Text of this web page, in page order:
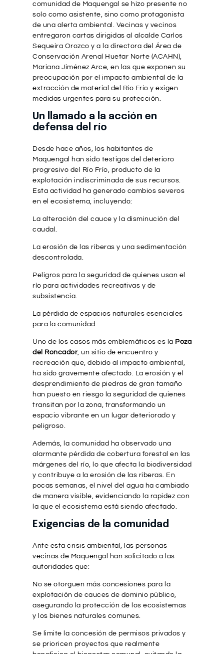
comunidad de Maquengal se hizo presente no
solo como asistente, sino como protagonista
de una alerta ambiental. Vecinas y vecinos
entregaron cartas dirigidas al alcalde Carlos
Sequeira Orozco y a la directora del Área de
Conservación Arenal Huetar Norte (ACAHN),
Mariana Jiménez Arce, en las que exponen su
preocupación por el impacto ambiental de la
extracción de material del Río Frío y exigen
medidas urgentes para su protección.
Un llamado a la acción en
defensa del río
Desde hace años, los habitantes de
Maquengal han sido testigos del deterioro
progresivo del Río Frío, producto de la
explotación indiscriminada de sus recursos.
Esta actividad ha generado cambios severos
en el ecosistema, incluyendo:
La alteración del cauce y la disminución del
caudal.
La erosión de las riberas y una sedimentación
descontrolada.
Peligros para la seguridad de quienes usan el
río para actividades recreativas y de
subsistencia.
La pérdida de espacios naturales esenciales
para la comunidad.
Uno de los casos más emblemáticos es la Poza
del Roncador, un sitio de encuentro y
recreación que, debido al impacto ambiental,
ha sido gravemente afectado. La erosión y el
desprendimiento de piedras de gran tamaño
han puesto en riesgo la seguridad de quienes
transitan por la zona, transformando un
espacio vibrante en un lugar deteriorado y
peligroso.
Además, la comunidad ha observado una
alarmante pérdida de cobertura forestal en las
márgenes del río, lo que afecta la biodiversidad
y contribuye a la erosión de las riberas. En
pocas semanas, el nivel del agua ha cambiado
de manera visible, evidenciando la rapidez con
la que el ecosistema está siendo afectado.
Exigencias de la comunidad
Ante esta crisis ambiental, las personas
vecinas de Maquengal han solicitado a las
autoridades que:
No se otorguen más concesiones para la
explotación de cauces de dominio público,
asegurando la protección de los ecosistemas
y los bienes naturales comunes.
Se limite la concesión de permisos privados y
se prioricen proyectos que realmente